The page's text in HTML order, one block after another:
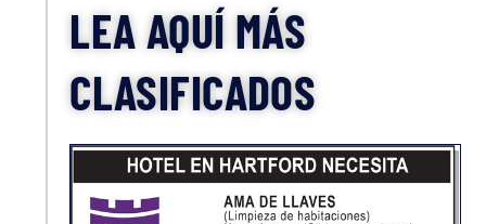
LEA AQUÍ MÁS
CLASIFICADOS